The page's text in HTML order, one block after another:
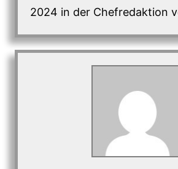
2024 in der Chefredaktion